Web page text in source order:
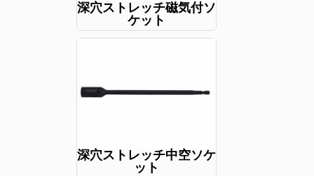
深穴ストレッチ磁気付ソ
ケット
深穴ストレッチ中空ソケ
ット